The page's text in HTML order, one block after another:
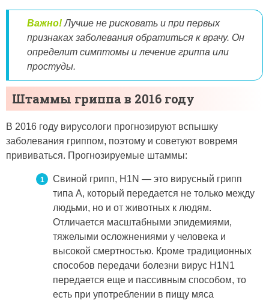
Важно!Лучше не рисковать и при первых
признаках заболевания обратиться к врачу. Он
определит симптомы и лечение гриппа или
простуды.
Штаммы гриппа в 2016 году
В 2016 году вирусологи прогнозируют вспышку
заболевания гриппом, поэтому и советуют вовремя
прививаться. Прогнозируемые штаммы:
Свиной грипп, H1N — это вирусный грипп
типа А, который передается не только между
людьми, но и от животных к людям.
Отличается масштабными эпидемиями,
тяжелыми осложнениями у человека и
высокой смертностью. Кроме традиционных
способов передачи болезни вирус H1N1
передается еще и пассивным способом, то
есть при употреблении в пищу мяса